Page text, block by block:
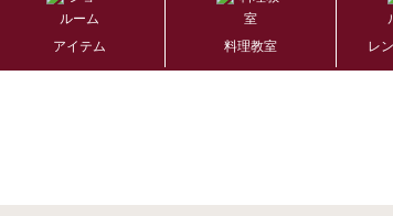
アイテム 料理教室 レ